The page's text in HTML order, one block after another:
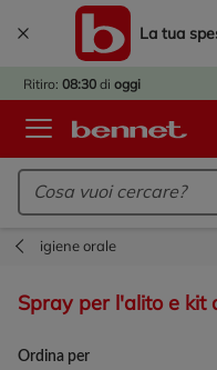
La tua
Ritiro: 08:30 di oggi
Logo
IL
igiene orale
spray per l'alito e kit
Ordina per